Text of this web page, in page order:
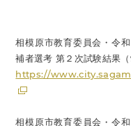
相模原市教育委員会・令
補者選考 第２次試験結果（
https://
相模原市教育委員会・令